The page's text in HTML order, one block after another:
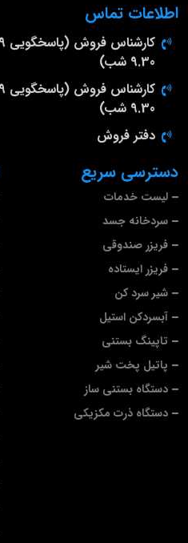
دسترسی سریع
لیست خدمات
سردخانه جسد
فریزر صندوقی
فریزر ایستاده
شیر سرد کن
آبسردکن استیل
تاپینگ بستنی
پاتیل پخت شیر
دستگاه بستنی ساز
دستگاه ذرت مکزیکی
اطلاعات تماس
9.30 شب)
9.30 شب)
دفتر فروش